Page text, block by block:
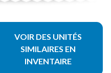
VOIR DES UNITÉS
SIMILAIRES EN
INVENTAIRE